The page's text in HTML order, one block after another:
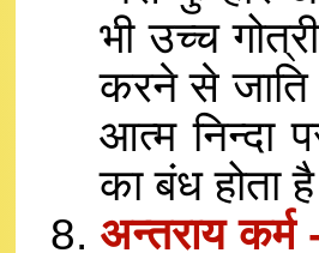
भी उच्च
करने से
आत्म निन्दा
का बंध होता
अन्तराय कर्म